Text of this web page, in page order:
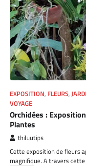
EXPOSITION, FLEURS,
VOYAGE
Orchidées :
Plantes
thiluutips
Cette exposition de fleurs
magnifique. A travers